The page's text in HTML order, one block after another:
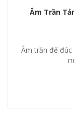
Âm Trần
Âm trần đế đúc